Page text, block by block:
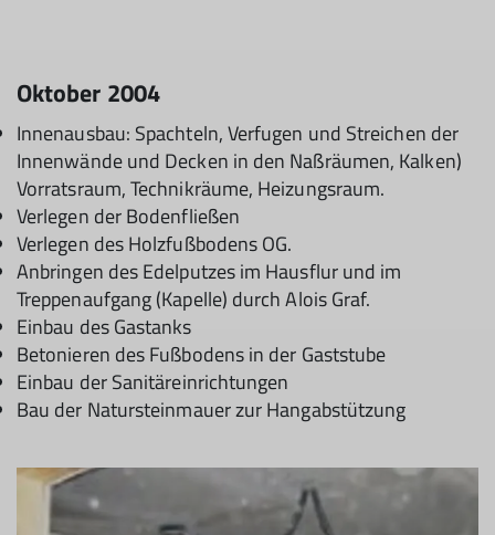
Oktober 2004
Innenausbau: Spachteln, Verfugen und Streichen der
Innenwände und Decken in den Naßräumen, Kalken)
Vorratsraum, Technikräume, Heizungsraum.
Verlegen der Bodenfließen
Verlegen des Holzfußbodens OG.
Anbringen des Edelputzes im Hausflur und im
Treppenaufgang (Kapelle) durch Alois Graf.
Einbau des Gastanks
Betonieren des Fußbodens in der Gaststube
Einbau der Sanitäreinrichtungen
Bau der Natursteinmauer zur Hangabstützung